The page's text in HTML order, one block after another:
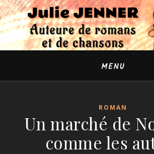
MENU
ROMAN
Un marché de
comme les